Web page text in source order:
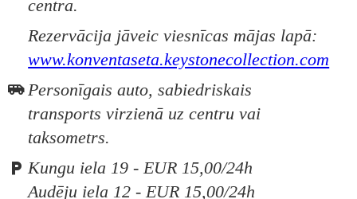
centra.
Rezervācija jāveic viesnīcas mājas lapā:
www.konventaseta.keystonecollection.com
Personīgais auto, sabiedriskais
transports virzienā uz centru vai
taksometrs.
Kungu iela 19 - EUR 15,00/24h
Audēju iela 12 - EUR 15,00/24h